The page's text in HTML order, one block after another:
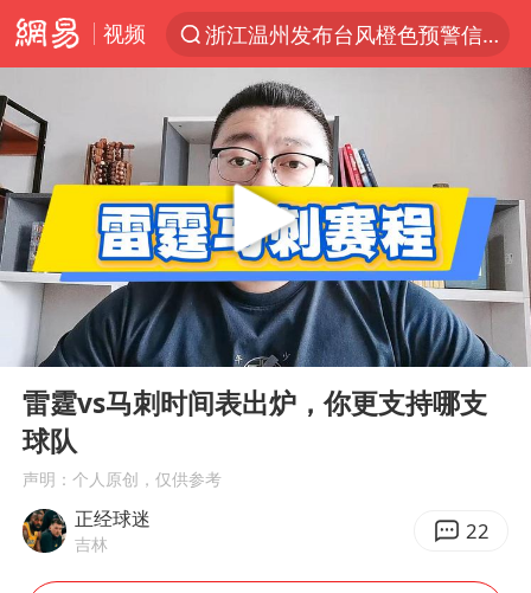
视频
浙江温州发布台风橙色预警信号
解锁各地夏日限定体验
白海豚将正面袭击贯穿浙江
名创优品一次性内裤 颜面尽失
视频丨中国东方电气集团原党组副书记、董事宋致远被查
香港宏福苑火灾或由烟头引起
实时追踪台风白海豚
浙江台州《告全体市民书》
郑丽文：台湾从来没有“独立”过
董璇小酒窝朵朵为佟丽娅庆生
Play
00:00 04:06
雷霆vs马刺时间表出炉，你更支持哪支
球队
声明：个人原创，仅供参考
正经球迷
吉林 22